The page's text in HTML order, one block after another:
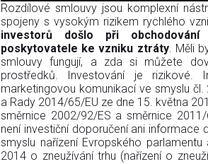
Rozdílové smlouvy jsou komplexní
spojeny s vysokým rizikem rychlého
investorů došlo při
poskytovatele ke vzniku ztráty. Měli
smlouvy fungují, a zda si můžete
prostředků. Investování je rizikové.
marketingovou komunikací ve smyslu
a Rady 2014/65/EU ze dne 15. května
směrnice 2002/92/ES a směrnice
není investiční doporučení ani informace
smyslu nařízení Evropského
2014 o zneužívání trhu (nařízení o